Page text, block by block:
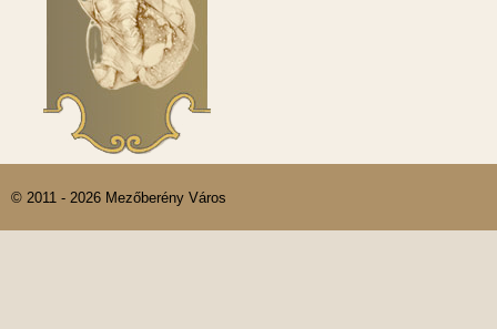
© 2011 - 2026 Mezőberény Város